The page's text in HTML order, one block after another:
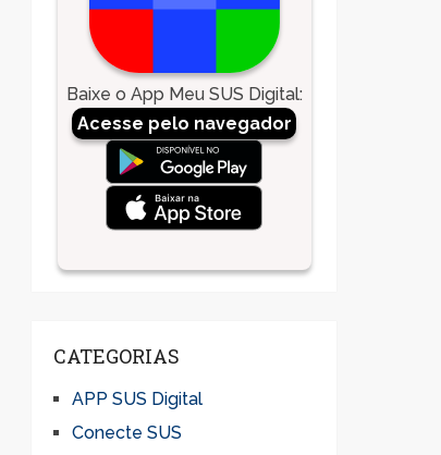
Baixe o App Meu SUS Digital:
Acesse pelo navegador
CATEGORIAS
APP SUS Digital
Conecte SUS